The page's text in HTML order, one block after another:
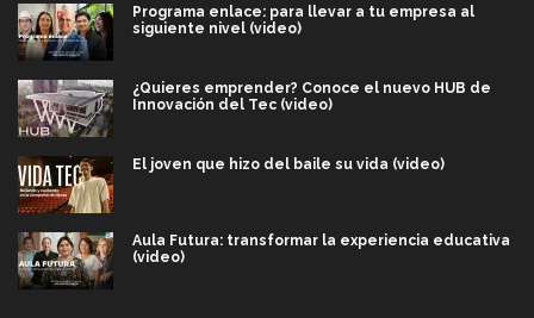
Programa enlace: para llevar a tu empresa al
siguiente nivel (video)
¿Quieres emprender? Conoce el nuevo HUB de
Innovación del Tec (video)
El joven que hizo del baile su vida (video)
Aula Futura: transformar la experiencia educativa
(video)